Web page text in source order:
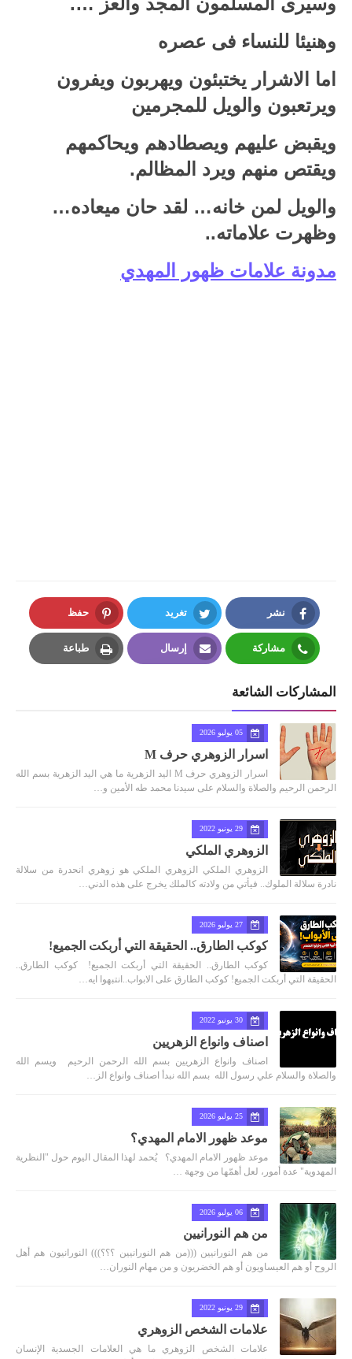
وهنيئا للنساء فى عصره
اما الاشرار يختبئون ويهربون ويفرون
ويرتعبون والويل للمجرمين
ويقبض عليهم ويصطادهم ويحاكمهم
ويقتص منهم ويرد المظالم.
والويل لمن خانه… لقد حان ميعاده…
وظهرت علاماته..
مدونة علامات ظهور المهدي
نشر
Facebook
تغريد
Twitter
حفظ
Pinterest
مشاركة إرسال طباعة
المشاركات الشائعة
05 يوليو 2026
اسرار الزوهري حرف M
اسرار الزوهري حرف M اليد الزهرية ما هي اليد الزهرية بسم الله
الرحمن الرحيم والصلاة والسلام على سيدنا محمد طه الأمين و…
29 يونيو 2022
الزوهري الملكي
الزوهري الملكي الزوهري الملكي هو زوهري انحدرة من سلالة
نادرة سلالة الملوك.. فيأتي من ولادته كالملك يخرج على هذه الدني…
27 يوليو 2026
كوكب الطارق.. الحقيقة التي أربكت الجميع!
كوكب الطارق.. الحقيقة التي أربكت الجميع! كوكب الطارق..
الحقيقة التي أربكت الجميع! كوكب الطارق على الابواب..انتبهوا ايه…
30 يونيو 2022
اصناف وانواع الزهريين
اصناف وانواع الزهريين بسم الله الرحمن الرحيم ويسم الله
والصلاة والسلام علي رسول الله بسم الله نبدأ اصناف وانواع الز…
25 يوليو 2026
موعد ظهور الامام المهدي؟
موعد ظهور الامام المهدي؟ يُحمد لهذا المقال اليوم حول "النظرية
المهدوية" عدة أمور، لعل أهمّها من وجهة …
06 يوليو 2026
من هم النورانيين
من هم النورانيين (((من هم النورانيين ؟؟؟))) النورانيون هم أهل
الروح أو هم العيساويون أو هم الخضريون و من مهام النوران…
29 يونيو 2022
علامات الشخص الزوهري
علامات الشخص الزوهري ما هي العلامات الجسدية الإنسان